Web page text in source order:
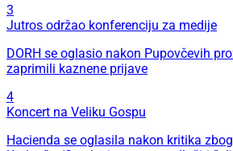
3
Jutros održao konferenciju za medije
DORH se oglasio nakon Pupovčevih
zaprimili kaznene prijave
4
Koncert na Veliku Gospu
Hacienda se oglasila nakon kritika